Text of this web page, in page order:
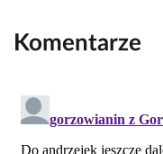
Komentarze